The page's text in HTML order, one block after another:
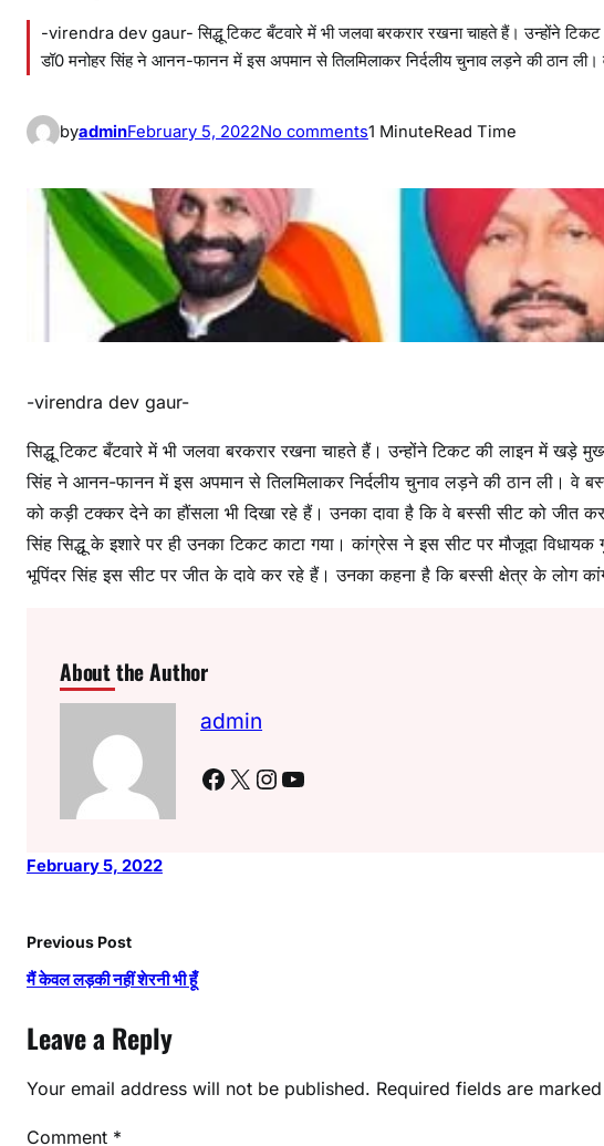
-virendra dev gaur- सिद्धू टिकट बँटवारे में भी जलवा बरकरार रखना चाहते हैं। उन्होंने टिकट
डॉ0 मनोहर सिंह ने आनन-फानन में इस अपमान से तिलमिलाकर निर्दलीय चुनाव लड़ने की ठान
byadminFebruary 5, 2022No commentso
ठु
क
रा
र
सिं
ह
को
गु
1 MinuteRead Time
-virendra dev gaur-
सिद्धू टिकट बँटवारे में भी जलवा बरकरार रखना चाहते हैं। उन्होंने टिकट की लाइन में खड़े
सिंह ने आनन-फानन में इस अपमान से तिलमिलाकर निर्दलीय चुनाव लड़ने की ठान ली। वे
को कड़ी टक्कर देने का हौंसला भी दिखा रहे हैं। उनका दावा है कि वे बस्सी सीट को जीत
सिंह सिद्धू के इशारे पर ही उनका टिकट काटा गया। कांग्रेस ने इस सीट पर मौजूदा विधायक
भूपिंदर सिंह इस सीट पर जीत के दावे कर रहे हैं। उनका कहना है कि बस्सी क्षेत्र के
About the Author
admin
Facebook X Instagram YouTube
February 5, 2022
Previous Post
मैं केवल लड़की नहीं शेरनी भी हूँ
Leave a Reply
Your email address will not be published. Required fields are marked
Comment *